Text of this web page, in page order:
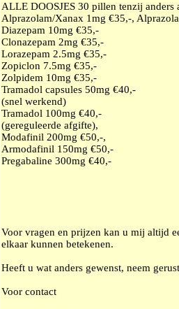
ALLE DOOSJES 30 pillen tenzij anders
Alprazolam/Xanax 1mg €35,-,
Diazepam 10mg €35,-
Clonazepam 2mg €35,-
Lorazepam 2.5mg €35,-
Zopiclon 7.5mg €35,-
Zolpidem 10mg €35,-
Tramadol capsules 50mg €40,-
(snel werkend)
Tramadol 100mg €40,-
(gereguleerde afgifte),
Modafinil 200mg €50,-,
Armodafinil 150mg €50,-
Pregabaline 300mg €40,-
Voor vragen en prijzen kan u mij altijd
elkaar kunnen betekenen.
Heeft u wat anders gewenst, neem
Voor contact